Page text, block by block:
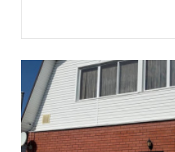
Тип дома
Санузел